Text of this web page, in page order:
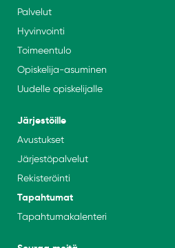
Palvelut
Hyvinvointi
Toimeentulo
Opiskelija-asuminen
Uudelle opiskelijalle
Järjestöille
Avustukset
Järjestöpalvelut
Rekisteröinti
Tapahtumat
Tapahtumakalenteri